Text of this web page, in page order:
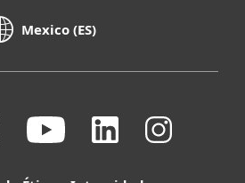
Mexico (ES)